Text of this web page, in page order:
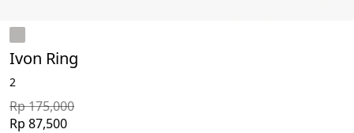
Ivon Ring
2
Rp 175,000
Rp 87,500